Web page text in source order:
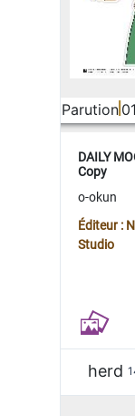
Parution
DAILY
Copy
o-okun
Éditeur :
Studio
herd